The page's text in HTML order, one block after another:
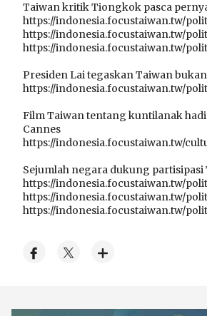
Taiwan kritik Tiongkok pasca
https://indonesia.focustaiwan.tw/
https://indonesia.focustaiwan.tw/
https://indonesia.focustaiwan.tw/
Presiden Lai tegaskan Taiwan
https://indonesia.focustaiwan.tw/
Film Taiwan tentang kuntilanak
Cannes
https://indonesia.focustaiwan.tw/
Sejumlah negara dukung partisipasi
https://indonesia.focustaiwan.tw/
https://indonesia.focustaiwan.tw/
https://indonesia.focustaiwan.tw/